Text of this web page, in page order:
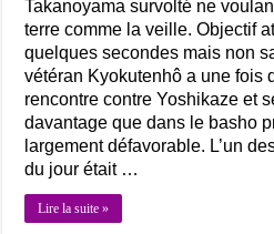
Takanoyama survolté ne
terre comme la veille. Objectif
quelques secondes mais non
vétéran Kyokutenhô a une fois
rencontre contre Yoshikaze et
davantage que dans le basho
largement défavorable. L’un
du jour était …
Lire la suite »